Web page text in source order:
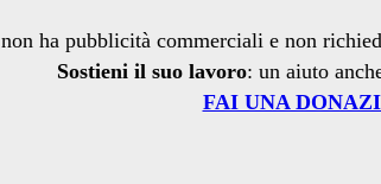
non ha pubblicità commerciali e non
Sostieni il suo lavoro: un aiuto
FAI UNA